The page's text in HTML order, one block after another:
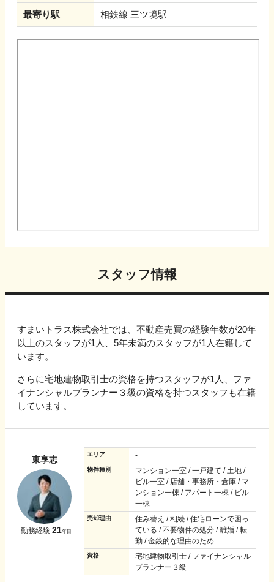
最寄り駅 相鉄線 三ツ境駅
スタッフ情報
すまいトラス株式会社では、不動産売買の経験年数が20年
以上のスタッフが1人、5年未満のスタッフが1人在籍して
います。
さらに宅地建物取引士の資格を持つスタッフが1人、ファ
イナンシャルプランナー３級の資格を持つスタッフも在籍
しています。
東享志
勤務経験 21年目
エリア -
物件種別
マンション一室 / 一戸建て / 土地 /
ビル一室 / 店舗・事務所・倉庫 / マ
ンション一棟 / アパート一棟 / ビル
一棟
売却理由
住み替え / 相続 / 住宅ローンで困っ
ている / 不要物件の処分 / 離婚 / 転
勤 / 金銭的な理由のため
資格
宅地建物取引士 / ファイナンシャル
プランナー３級